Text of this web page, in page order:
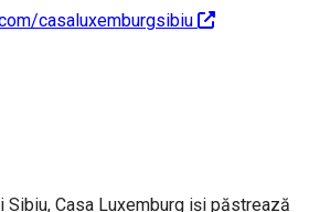
casaluxemburgsibiu
Sibiu, Casa Luxemburg işi păstrează